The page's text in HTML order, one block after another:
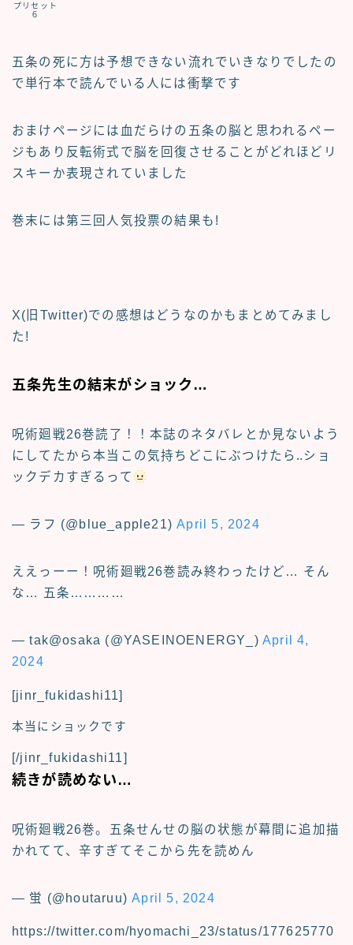
プリセット
６
五条の死に方は予想できない流れでいきなりでしたの
で単行本で読んでいる人には衝撃です
おまけページには血だらけの五条の脳と思われるペー
ジもあり反転術式で脳を回復させることがどれほどリ
スキーか表現されていました
巻末には第三回人気投票の結果も!
X(旧Twitter)での感想はどうなのかもまとめてみまし
た!
五条先生の結末がショック…
呪術廻戦26巻読了！！本誌のネタバレとか見ないよう
にしてたから本当この気持ちどこにぶつけたら‥ショ
ックデカすぎるって
— ラフ (@blue_apple21)April 5, 2024
ええっーー！呪術廻戦26巻読み終わったけど… そん
な… 五条…………
— tak@osaka (@YASEINOENERGY_)April 4,
2024
[jinr_fukidashi11]
本当にショックです
[/jinr_fukidashi11]
続きが読めない…
呪術廻戦26巻。五条せんせの脳の状態が幕間に追加描
かれてて、辛すぎてそこから先を読めん
— 蛍 (@houtaruu)April 5, 2024
https://twitter.com/hyomachi_23/status/177625770